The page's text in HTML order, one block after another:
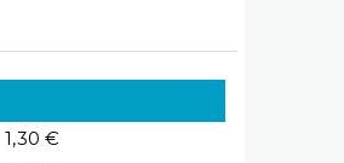
1,30 €